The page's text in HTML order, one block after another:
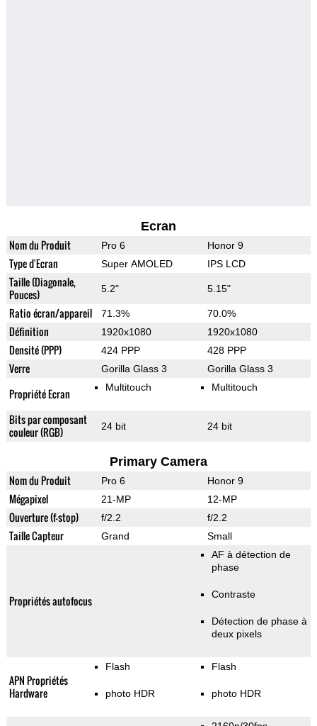
Ecran
Nom du Produit Pro 6 Honor 9
Type d'Ecran Super AMOLED IPS LCD
Taille (Diagonale,
Pouces)
5.2" 5.15"
Ratio écran/appareil 71.3% 70.0%
Définition 1920x1080 1920x1080
Densité (PPP) 424 PPP 428 PPP
Verre Gorilla Glass 3 Gorilla Glass 3
Propriété Ecran Multitouch Multitouch
Bits par composant
couleur (RGB)
24 bit 24 bit
Primary Camera
Nom du Produit Pro 6 Honor 9
Mégapixel 21-MP 12-MP
Ouverture (f-stop) f/2.2 f/2.2
Taille Capteur Grand Small
Propriétés autofocus
AF à détection de
phase
Contraste
Détection de phase à
deux pixels
APN Propriétés
Hardware
Flash
photo HDR
Flash
photo HDR